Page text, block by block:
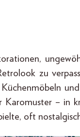
zu
Karomuster – in
oft